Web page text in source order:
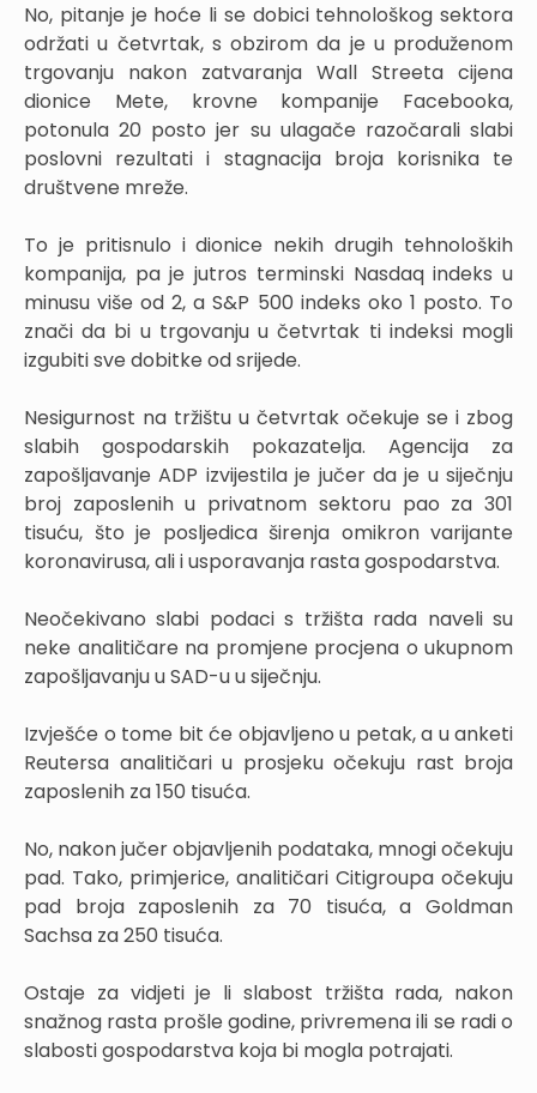
No, pitanje je hoće li se dobici tehnološkog sektora
održati u četvrtak, s obzirom da je u produženom
trgovanju nakon zatvaranja Wall Streeta cijena
dionice Mete, krovne kompanije Facebooka,
potonula 20 posto jer su ulagače razočarali slabi
poslovni rezultati i stagnacija broja korisnika te
društvene mreže.
To je pritisnulo i dionice nekih drugih tehnoloških
kompanija, pa je jutros terminski Nasdaq indeks u
minusu više od 2, a S&P 500 indeks oko 1 posto. To
znači da bi u trgovanju u četvrtak ti indeksi mogli
izgubiti sve dobitke od srijede.
Nesigurnost na tržištu u četvrtak očekuje se i zbog
slabih gospodarskih pokazatelja. Agencija za
zapošljavanje ADP izvijestila je jučer da je u siječnju
broj zaposlenih u privatnom sektoru pao za 301
tisuću, što je posljedica širenja omikron varijante
koronavirusa, ali i usporavanja rasta gospodarstva.
Neočekivano slabi podaci s tržišta rada naveli su
neke analitičare na promjene procjena o ukupnom
zapošljavanju u SAD-u u siječnju.
Izvješće o tome bit će objavljeno u petak, a u anketi
Reutersa analitičari u prosjeku očekuju rast broja
zaposlenih za 150 tisuća.
No, nakon jučer objavljenih podataka, mnogi očekuju
pad. Tako, primjerice, analitičari Citigroupa očekuju
pad broja zaposlenih za 70 tisuća, a Goldman
Sachsa za 250 tisuća.
Ostaje za vidjeti je li slabost tržišta rada, nakon
snažnog rasta prošle godine, privremena ili se radi o
slabosti gospodarstva koja bi mogla potrajati.